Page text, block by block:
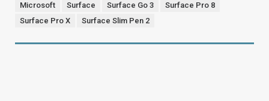
Microsoft Surface Surface Go 3
Surface Pro 8
Surface Pro X
Surface Slim Pen 2